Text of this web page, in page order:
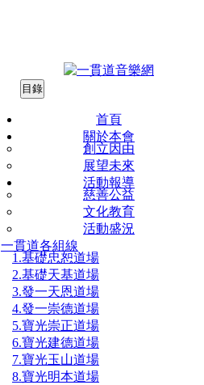
目錄
首頁
關於本會
創立因由
展望未來
活動報導
慈善公益
文化教育
活動盛況
一貫道各組線
1.基礎忠恕道場
2.基礎天基道場
3.發一天恩道場
4.發一崇德道場
5.寶光崇正道場
6.寶光建德道場
7.寶光玉山道場
8.寶光明本道場